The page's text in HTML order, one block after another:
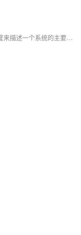
一，什么是构件图？ 构件图从软件架构的角度来描述一个系统的主要功能，如子系统，类，包，构件等。使用构件最重要的是复用。 构件图的组成：构件，接口，关系。 构件图示例： 二，关于构件 1，什么是构件？ 构件（component）是系统中遵从同一组接口且提供其实现的物理的，可替换的部分。